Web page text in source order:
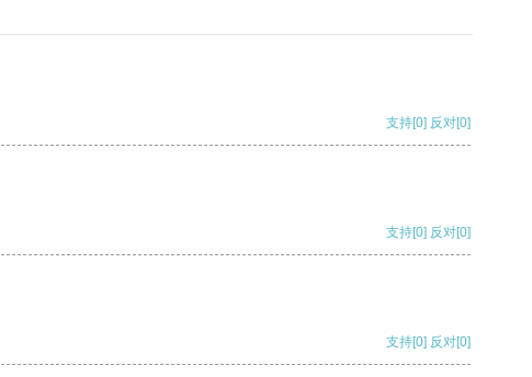
支持[0] 反对[0]
支持[0] 反对[0]
支持[0] 反对[0]